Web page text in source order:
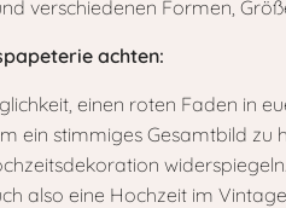
achten:
einen roten Faden in
ein stimmiges Gesamtbild
also eine Hochzeit im